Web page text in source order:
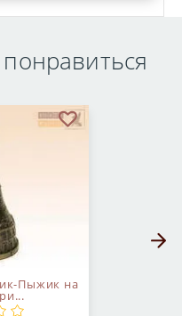
Пыжик на
В избранное